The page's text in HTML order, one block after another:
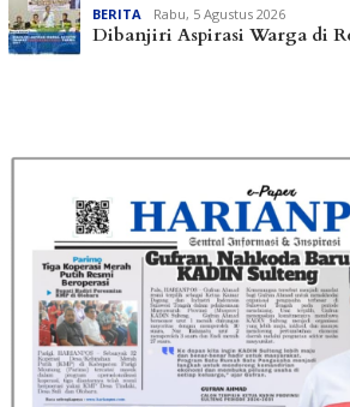
BERITA Rabu, 5 Agustus 2026
Dibanjiri Aspirasi Warga di